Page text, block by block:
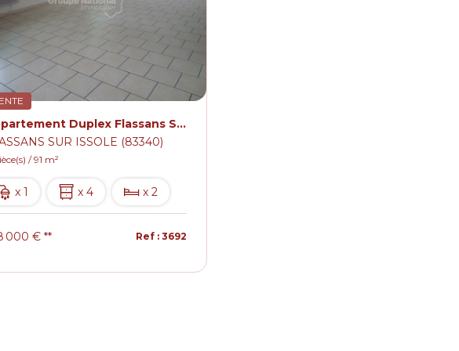
Appartement Duplex Flassans Sur Issole 4 pièce(s) 91 m2
SUR ISSOLE (83340)
/ 91 m²
x 1 x 4 x 2
000 € ** Ref : 3692